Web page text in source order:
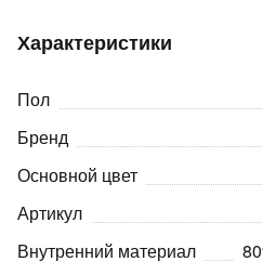
Характеристики
Пол
Бренд
Основной цвет
Артикул
Внутренний материал